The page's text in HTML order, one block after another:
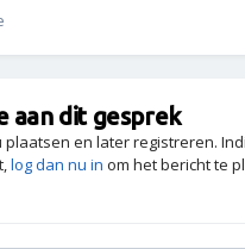
aan dit gesprek
plaatsen en later registreren.
log dan nu in om het bericht te